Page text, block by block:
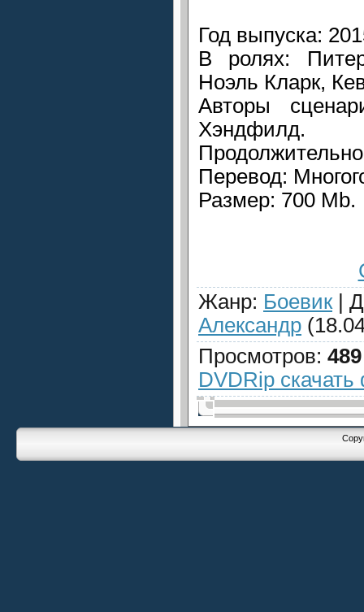
Год выпуска:
В ролях:
Ноэль Кларк,
Авторы
Хэндфилд.
Перевод:
Размер: 700 Mb.
Жанр: Боевик |
Александр
Просмотров: 489
DVDRip